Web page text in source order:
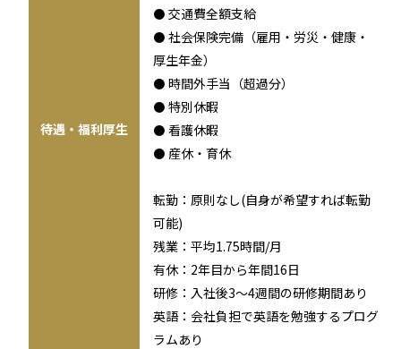
待遇・福利厚生
⚫ 交通費全額支給
⚫ 社会保険完備（雇用・労災・健康・
厚生年金）
⚫ 時間外手当（超過分）
⚫ 特別休暇
⚫ 看護休暇
⚫ 産休・育休
転勤：原則なし(自身が希望すれば転勤
可能)
残業：平均1.75時間/月
有休：2年目から年間16日
研修：入社後3～4週間の研修期間あり
英語：会社負担で英語を勉強するプログ
ラムあり